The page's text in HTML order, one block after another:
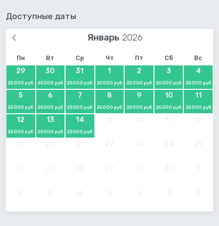
Доступные даты
Январь
Пн Вт Ср Чт Пт Сб Вс
29
25000 руб
30
25000 руб
31
25000 руб
1
25000 руб
2
25000 руб
3
25000 руб
4
25000 руб
5
25000 руб
6
25000 руб
7
25000 руб
8
25000 руб
9
25000 руб
10
25000 руб
11
25000 руб
12
25000 руб
13
25000 руб
14
25000 руб